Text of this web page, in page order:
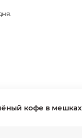
кофе в мешках